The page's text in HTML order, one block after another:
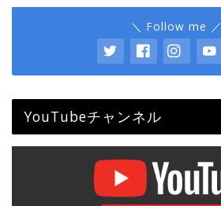
＼ Follow me ／
YouTubeチャンネル